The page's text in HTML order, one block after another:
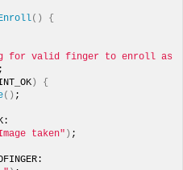
() {
for valid finger to enroll as
;
)
{
() ;
taken" ) ;